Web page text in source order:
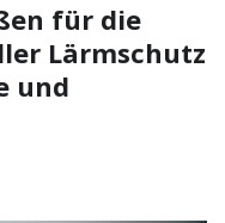
für die
Lärmschutz
und